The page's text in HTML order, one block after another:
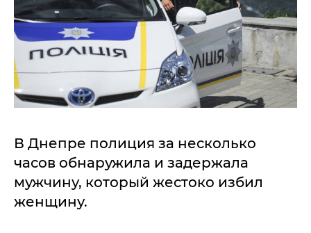
В Днепре полиция за несколько
часов обнаружила и задержала
мужчину, который жестоко избил
женщину.